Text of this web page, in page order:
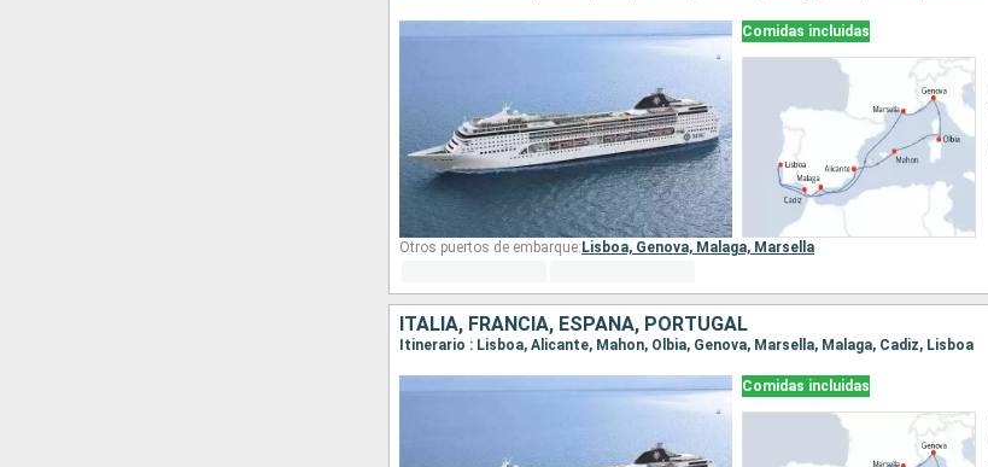
Comidas incluidas
Otros puertos de embarque: Lisboa, Genova, Malaga, Marsella
ITALIA, FRANCIA, ESPAÑA, PORTUGAL
Itinerario : Lisboa, Alicante, Mahon, Olbia, Genova, Marsella, Malaga, Cadiz, Lisboa
Comidas incluidas